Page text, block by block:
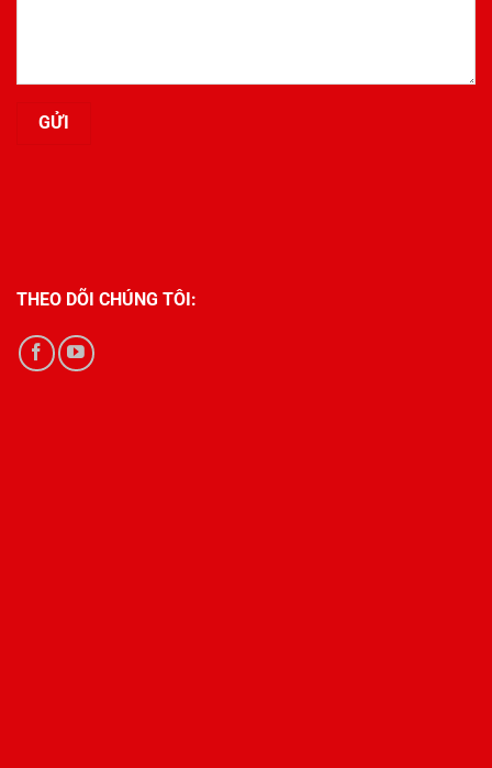
THEO DÕI CHÚNG TÔI: